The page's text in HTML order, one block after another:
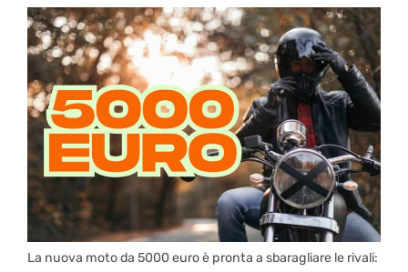
La nuova moto da 5000 euro è pronta a sbaragliare le rivali: